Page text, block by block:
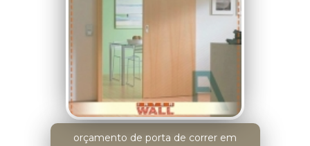
orçamento de porta de correr em